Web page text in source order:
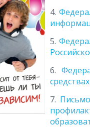
4.
5.
6.
7.